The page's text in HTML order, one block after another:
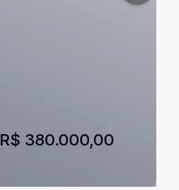
R$ 380.000,00